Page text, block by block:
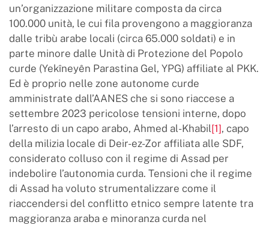
un’organizzazione militare composta da circa
100.000 unità, le cui fila provengono a maggioranza
dalle tribù arabe locali (circa 65.000 soldati) e in
parte minore dalle Unità di Protezione del Popolo
curde (Yekîneyên Parastina Gel, YPG) affiliate al PKK.
Ed è proprio nelle zone autonome curde
amministrate dall’AANES che si sono riaccese a
settembre 2023 pericolose tensioni interne, dopo
l’arresto di un capo arabo, Ahmed al-Khabil[1], capo
della milizia locale di Deir-ez-Zor affiliata alle SDF,
considerato colluso con il regime di Assad per
indebolire l’autonomia curda. Tensioni che il regime
di Assad ha voluto strumentalizzare come il
riaccendersi del conflitto etnico sempre latente tra
maggioranza araba e minoranza curda nel